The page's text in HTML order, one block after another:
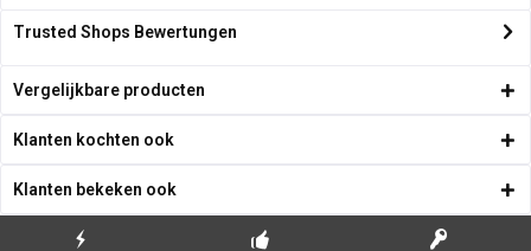
Trusted Shops Bewertungen
Vergelijkbare producten
Klanten kochten ook
Klanten bekeken ook